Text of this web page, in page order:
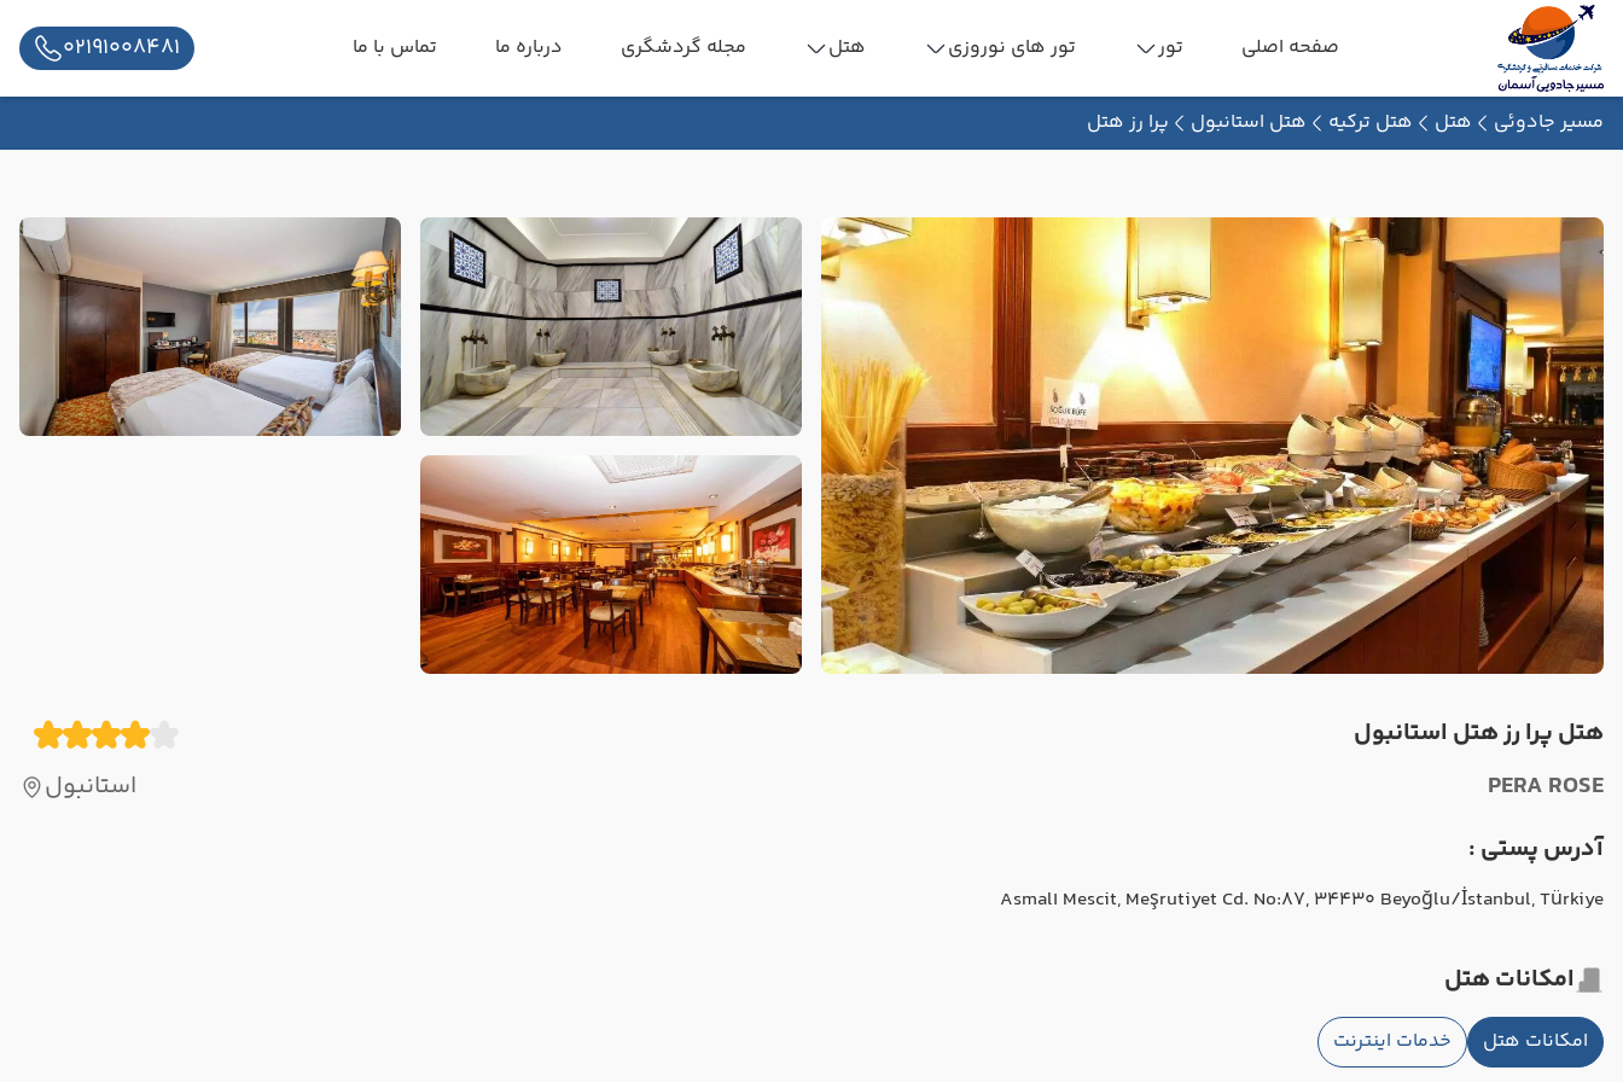
صفحه اصلی تور تور های نوروزی هتل مجله گردشگری درباره ما تماس با ما 02191008481
مسیر جادوئی هتل هتل ترکیه هتل استانبول پرا رز هتل
هتل پرا رز هتل استانبول
PERA ROSE
استانبول
آدرس پستی :
Asmalı Mescit, Meşrutiyet Cd. No:87, 34430 Beyoğlu/İstanbul, Türkiye
امکانات هتل
امکانات هتل خدمات اینترنت